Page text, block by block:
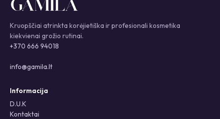
Kruopščiai atrinkta korėjietiška ir profesionali kosmetika
kiekvienai grožio rutinai.
+370 666 94018
info@gamila.lt
Informacija
D.U.K
Kontaktai